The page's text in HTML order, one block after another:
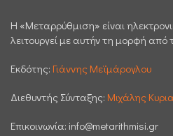
H «Μεταρρύθμιση» είναι
λειτουργεί με αυτήν τη μορφή από
Εκδότης: Γιάννης Μεϊμάρογλου
Διεθυντής Σύνταξης: Μιχάλης
Επικοινωνία: info@metarithmisi.gr